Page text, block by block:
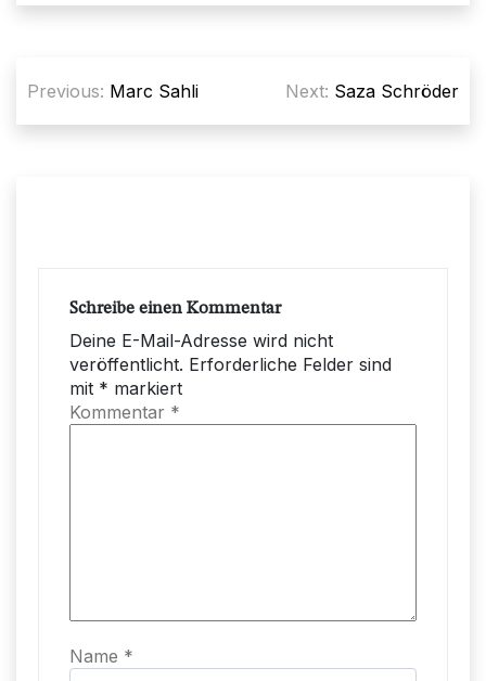
Previous: Marc Sahli Next: Saza Schröder
Schreibe einen Kommentar
Deine E-Mail-Adresse wird nicht
veröffentlicht. Erforderliche Felder sind
mit * markiert
Kommentar *
Name *